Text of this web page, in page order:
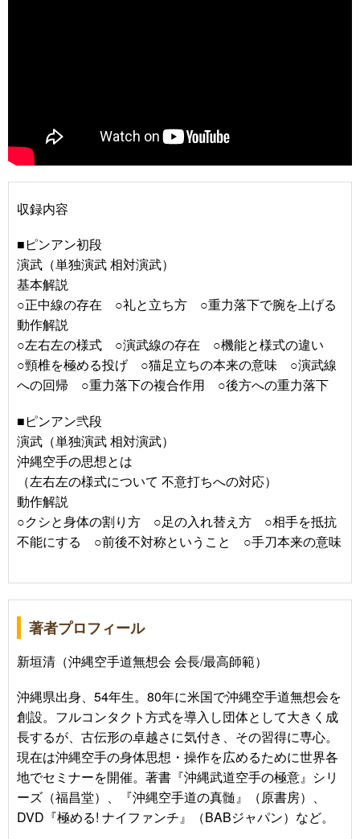
収録内容
■ピンアン初段
演武（単独演武 相対演武）
基本解説
○正中線の存在 ○礼と立ち方 ○重力落下で腕を上げる
動作解説
○左右左の様式 ○演武線の存在 ○機能と様式の違い
○頸椎を極める投げ ○猫足立ちの本来の意味 ○演武線
への回帰 ○重力落下の複合作用 ○後方への重力落下
■ピンアン弐段
演武（単独演武 相対演武）
沖縄空手の思想とは
（左右左の様式について 不意打ちへの対応）
動作解説
○クシと身体の割り方 ○足の入れ替え方 ○相手を抵抗
不能にする ○前後不対称ということ ○手刀本来の意味
著者プロフィール
新垣清（沖縄空手道無想会 会長/最高師範）
沖縄県出身、54年生。80年に米国で沖縄空手道無想会を
創設。フルコンタクト方式を導入し団体として大きく成
長するが、古伝形の卓越さに気付き、その習得に専心。
現在は沖縄空手の身体思想・操作を広めるために世界各
地でセミナーを開催。著書『沖縄武道空手の極意』シリ
ーズ（福昌堂）、『沖縄空手道の真髄』（原書房）、
DVD『極める! ナイファンチ』（BABジャパン）など。